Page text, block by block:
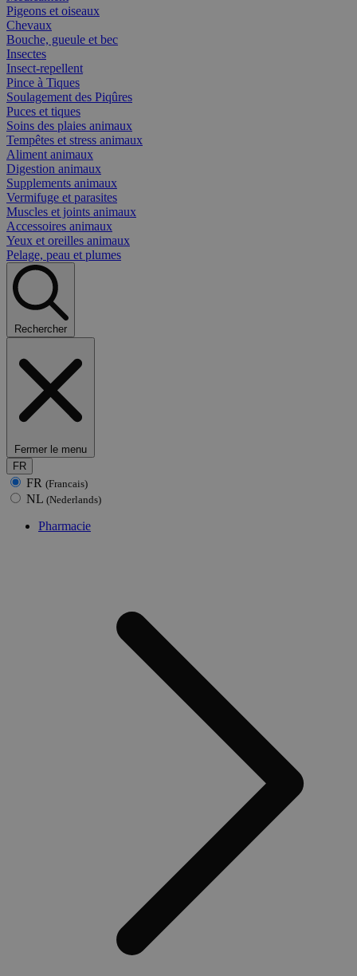
Pigeons et oiseaux
Chevaux
Bouche, gueule et bec
Insectes
Insect-repellent
Pince à Tiques
Soulagement des Piqûres
Puces et tiques
Soins des plaies animaux
Tempêtes et stress animaux
Aliment animaux
Digestion animaux
Supplements animaux
Vermifuge et parasites
Muscles et joints animaux
Accessoires animaux
Yeux et oreilles animaux
Pelage, peau et plumes
Rechercher
Fermer le menu
FR
FR (Francais)
NL (Nederlands)
Pharmacie